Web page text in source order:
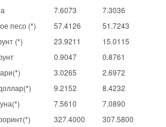
7.6073
7.3036
песо (*) 57.4126
51.7243
(*) 23.9211
15.0115
0.9047
0.8761
3.0265
2.6972
9.2152
8.4232
7.5610
7.0890
327.4000
307.5800